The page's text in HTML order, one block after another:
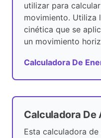
utilizar para
movimiento. Utiliza
cinética que se
un movimiento
Calculadora De
Calculadora De
Esta calculadora